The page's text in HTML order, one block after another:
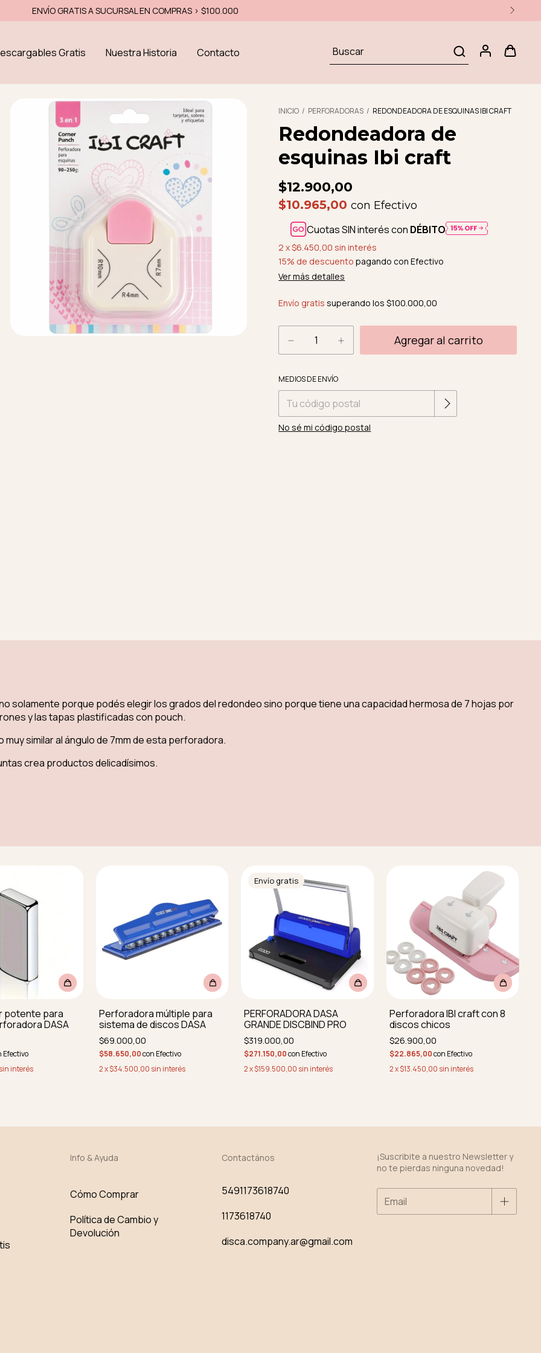
ENVÍO GRATIS A SUCURSAL EN COMPRAS > $100.000
Gratis Nuestra Historia Contacto
INICIO / PERFORADORAS / REDONDEADORA DE ESQUINAS IBI CRAFT
Redondeadora de
esquinas Ibi craft
$12.900,00
$10.965,00con Efectivo
Cuotas SIN interés con DÉBITO
2 x$6.450,00 sin interés
15% de descuento pagando con Efectivo
Ver más detalles
Envío gratis superando los$100.000,00
Entregas para el CP:
MEDIOS DE ENVÍO
No sé mi código postal
solamente porque podés elegir los grados del redondeo sino porque tiene una capacidad hermosa de 7 hojas por
y las tapas plastificadas con pouch.
similar al ángulo de 7mm de esta perforadora.
crea productos delicadísimos.
potente para
DASA
Efectivo
sin interés
Perforadora múltiple para
sistema de discos DASA
$69.000,00
$58.650,00con Efectivo
2x$34.500,00 sin interés
Envío gratis
PERFORADORA DASA
GRANDE DISCBIND PRO
$319.000,00
$271.150,00con Efectivo
2x$159.500,00 sin interés
Perforadora IBI craft con 8
discos chicos
$26.900,00
$22.865,00con Efectivo
2x$13.450,00 sin interés
Info & Ayuda
Cómo Comprar
Política de Cambio y
Devolución
Contactános
5491173618740
1173618740
disca.company.ar@gmail.com
¡Suscribite a nuestro Newsletter y
no te pierdas ninguna novedad!